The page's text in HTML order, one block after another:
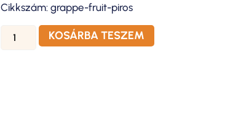
Cikkszám: grappe-fruit-piros
KOSÁRBA TESZEM